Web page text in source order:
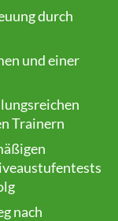
durch
und einer
Trainern
nach